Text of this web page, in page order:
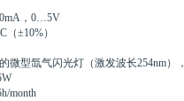
， 0…5V
（±10%）
微型氙气闪光灯（激发波长254nm）
month